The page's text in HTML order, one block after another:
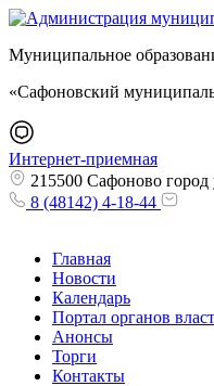
Муниципальное
«Сафоновский
Интернет-приемная
215500 Сафоново
8 (48142) 4-18-44
Главная
Новости
Календарь
Портал органов
Анонсы
Торги
Контакты